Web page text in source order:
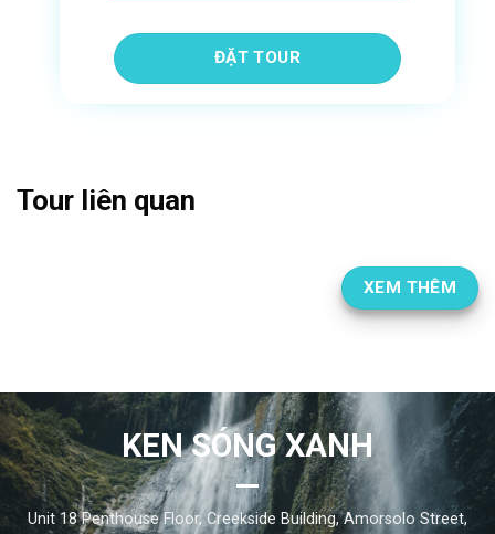
Tour liên quan
XEM THÊM
KEN SÓNG XANH
Unit 18 Penthouse Floor, Creekside Building, Amorsolo Street,